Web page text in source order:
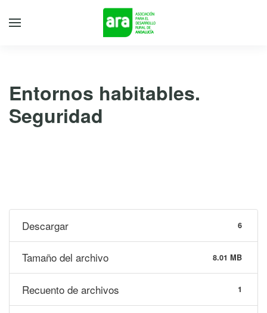
Entornos habitables.
Seguridad
Descargar 6
Tamaño del archivo 8.01 MB
Recuento de archivos 1